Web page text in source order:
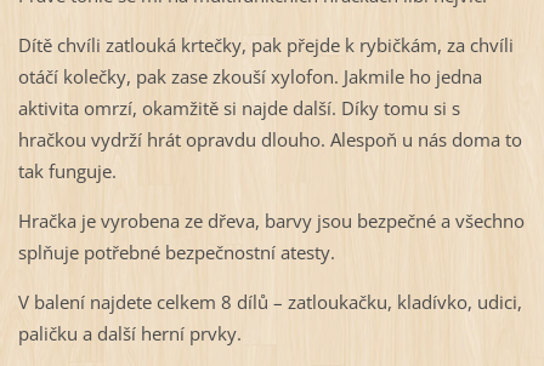
Dítě chvíli zatlouká krtečky, pak přejde k rybičkám, za chvíli
otáčí kolečky, pak zase zkouší xylofon. Jakmile ho jedna
aktivita omrzí, okamžitě si najde další. Díky tomu si s
hračkou vydrží hrát opravdu dlouho. Alespoň u nás doma to
tak funguje.
Hračka je vyrobena ze dřeva, barvy jsou bezpečné a všechno
splňuje potřebné bezpečnostní atesty.
V balení najdete celkem 8 dílů – zatloukačku, kladívko, udici,
paličku a další herní prvky.